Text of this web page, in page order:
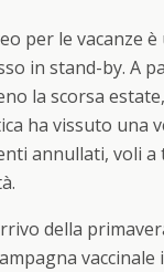
per le vacanze è
in stand-by. A
la scorsa
ha vissuto una
annullati, voli a
della
vaccinale